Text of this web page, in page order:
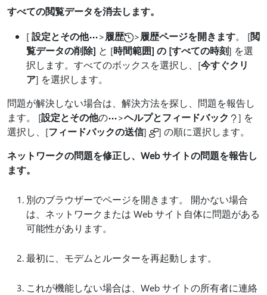
すべての閲覧データを消去します。
[設定とその他 >履歴 >履歴ページを開きます。 [閲
覧データの削除] と [時間範囲] の [すべての時刻] を選
択します。すべてのボックスを選択し、[今すぐクリ
ア] を選択します。
問題が解決しない場合は、解決方法を探し、問題を報告し
ます。 [設定とその他の >ヘルプとフィードバック
] を
選択し、[フィードバックの送信]
] の順に選択します。
ネットワークの問題を修正し、Web サイトの問題を報告し
ます。
別のブラウザーでページを開きます。 開かない場合
は、ネットワークまたは Web サイト自体に問題がある
可能性があります。
最初に、モデムとルーターを再起動します。
これが機能しない場合は、Web サイトの所有者に連絡